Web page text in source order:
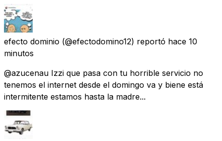
efecto dominio (@efectodomino12) reportó hace 10
minutos
@azucenau Izzi que pasa con tu horrible servicio no
tenemos el internet desde el domingo va y biene está
intermitente estamos hasta la madre...